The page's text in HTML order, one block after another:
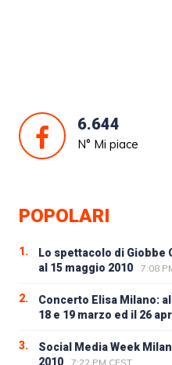
6.644
N° Mi piace
POPOLARI
1.
Lo spettacolo di Giobbe
al 15 maggio 2010
7:08
2.
Concerto Elisa Milano:
18 e 19 marzo ed il 26
3.
Social Media Week
2010
7:22 PM CEST